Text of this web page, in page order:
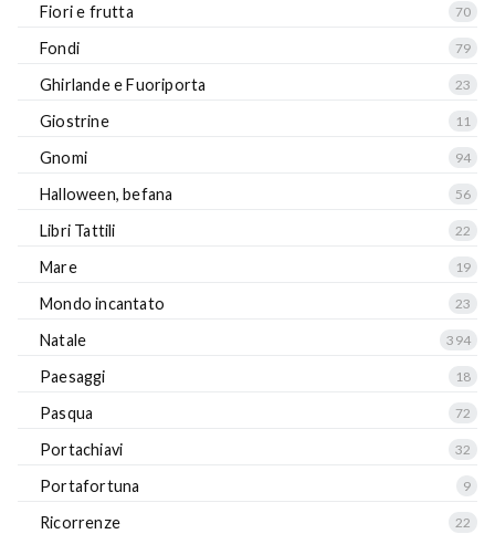
Fiori e frutta 70
Fondi 79
Ghirlande e Fuoriporta 23
Giostrine 11
Gnomi 94
Halloween, befana 56
Libri Tattili 22
Mare 19
Mondo incantato 23
Natale 394
Paesaggi 18
Pasqua 72
Portachiavi 32
Portafortuna 9
Ricorrenze 22